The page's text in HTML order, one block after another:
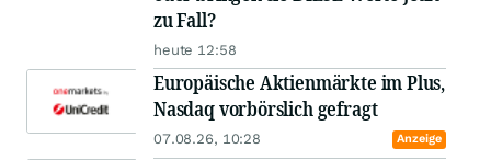
zu Fall?
heute 12:58
Europäische Aktienmärkte im Plus,
Nasdaq vorbörslich gefragt
07.08.26, 10:28 Anzeige